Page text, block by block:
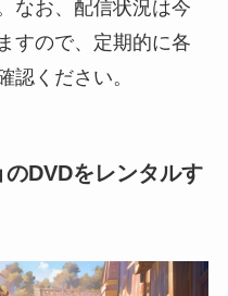
なお、配信状況は今
すので、定期的に各
認ください。
のDVDをレンタルす